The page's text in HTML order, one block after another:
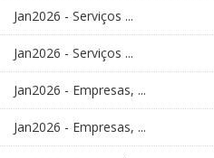
Jan2026 - Serviços ...
Jan2026 - Serviços ...
Jan2026 - Empresas, ...
Jan2026 - Empresas, ...